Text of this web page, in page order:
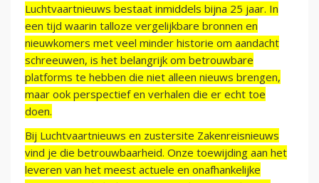
Luchtvaartnieuws bestaat inmiddels bijna 25 jaar. In
een tijd waarin talloze vergelijkbare bronnen en
nieuwkomers met veel minder historie om aandacht
schreeuwen, is het belangrijk om betrouwbare
platforms te hebben die niet alleen nieuws brengen,
maar ook perspectief en verhalen die er echt toe
doen.
Bij Luchtvaartnieuws en zustersite Zakenreisnieuws
vind je die betrouwbaarheid. Onze toewijding aan het
leveren van het meest actuele en onafhankelijke